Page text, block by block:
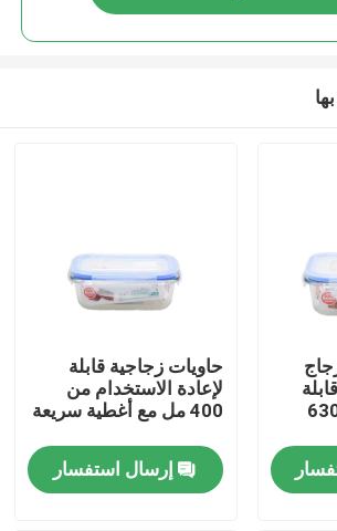
المستطيل OEM قابلة
حاويات زجاجية قابلة
لإعادة الاستخدام من
400 مل مع أغطية سريعة
إرسال استفسار